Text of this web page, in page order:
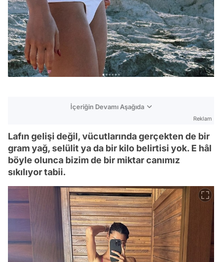
İçeriğin Devamı Aşağıda
Reklam
Lafın gelişi değil, vücutlarında gerçekten de bir
gram yağ, selülit ya da bir kilo belirtisi yok. E hâl
böyle olunca bizim de bir miktar canımız
sıkılıyor tabii.